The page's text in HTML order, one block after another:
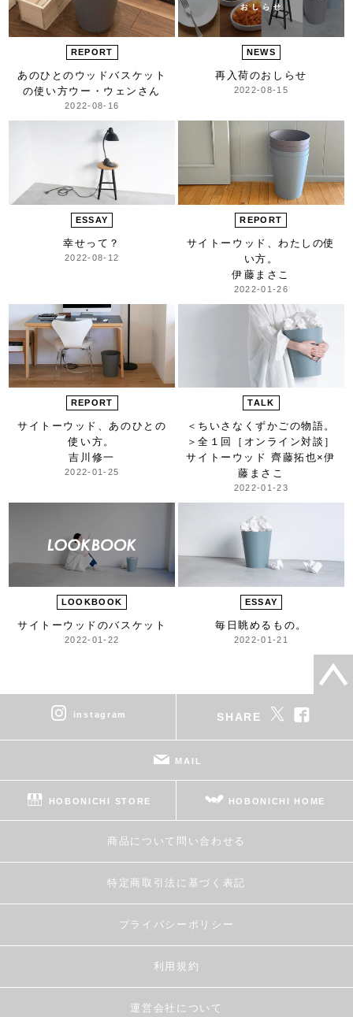
REPORT
あのひとのウッドバスケット
の使い方ウー・ウェンさん
2022-08-16
NEWS
再入荷のおしらせ
2022-08-15
ESSAY
幸せって？
2022-08-12
REPORT
サイトーウッド、 わたしの使
い方。
伊藤まさこ
2022-01-26
REPORT
サイトーウッド、あのひとの
使い方。
吉川修一
2022-01-25
TALK
＜ちいさなくずかごの物語。
＞全１回［オンライン対談］
サイトーウッド 齊藤拓也×伊
藤まさこ
2022-01-23
LOOKBOOK
サイトーウッドのバスケット
2022-01-22
ESSAY
毎日眺めるもの。
2022-01-21
instagram SHARE
MAIL
HOBONICHI STORE HOBONICHI HOME
商品について問い合わせる
特定商取引法に基づく表記
プライバシーポリシー
利用規約
運営会社について